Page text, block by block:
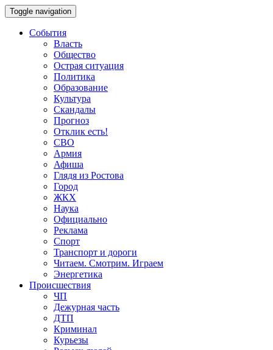
Toggle navigation
События
Власть
Общество
Острая ситуация
Политика
Образование
Культура
Скандалы
Прогноз
Отклик есть!
СВО
Армия
Афиша
Глядя из Ростова
Город
ЖКХ
Наука
Официально
Реклама
Спорт
Транспорт и дороги
Читаем. Смотрим. Играем
Энергетика
Происшествия
ЧП
Дежурная часть
ДТП
Криминал
Курьезы